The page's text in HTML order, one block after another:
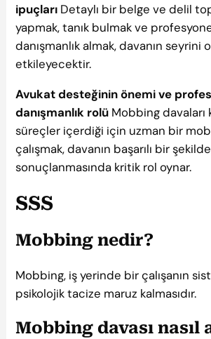
ipuçları Detaylı bir belge ve delil
yapmak, tanık bulmak ve
danışmanlık almak, davanın seyrini
etkileyecektir.
Avukat desteğinin önemi ve
danışmanlık rolü Mobbing davaları
süreçler içerdiği için uzman bir
çalışmak, davanın başarılı bir şekilde
sonuçlanmasında kritik rol oynar.
SSS
Mobbing nedir?
Mobbing, iş yerinde bir çalışanın
psikolojik tacize maruz kalmasıdır.
Mobbing davası nasıl